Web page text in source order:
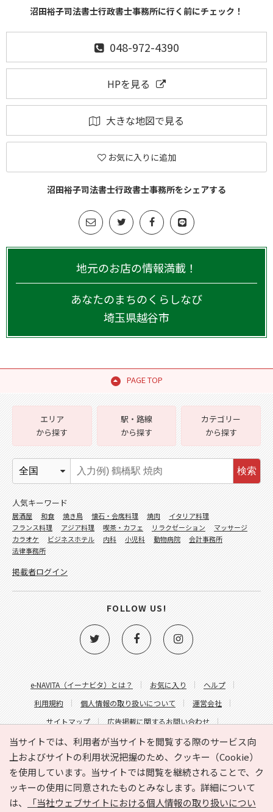
沼田裕子司法書士行政書士事務所に行く前にチェック！
048-972-4390
HPを見る
大きな地図で見る
お気に入りに追加
沼田裕子司法書士行政書士事務所をシェアする
地元のお店の情報満載！
あなたのまちのくらしなび
埼玉県越谷市
PAGE TOP
当サイトでは、利用者が当サイトを閲覧する際のサービス向
上およびサイトの利用状況把握のため、クッキー（Cookie）
を使用しています。当サイトでは閲覧を継続されることで、ク
ッキーの使用に同意されたものとみなします。詳細について
は、
「当社ウェブサイトにおける個人情報の取り扱いについ
e-NAVITA（イーナビタ）とは？ お気に入り
ヘルプ
利用規約
個人情報の取り扱いについて
運営会社
サイトマップ
広告掲載に関するお問い合わせ
サイトの内容に関するお問い合わせ
エリア
から探す
駅・路線
から探す
カテゴリー
から探す
検索
人気キーワード
居酒屋 和食 焼き鳥 懐石・会席料理 焼肉
イタリア料理
フランス料理
アジア料理 喫茶・カフェ リラクゼーション
マッサージ
カラオケ
ビジネスホテル 内科 小児科 動物病院
会計事務所
法律事務所
掲載者ログイン
FOLLOW US!